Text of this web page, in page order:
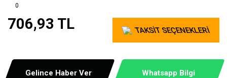
0
706,93 TL TAKSİT SEÇENEKLERİ
Gelince Haber Ver Whatsapp Bilgi